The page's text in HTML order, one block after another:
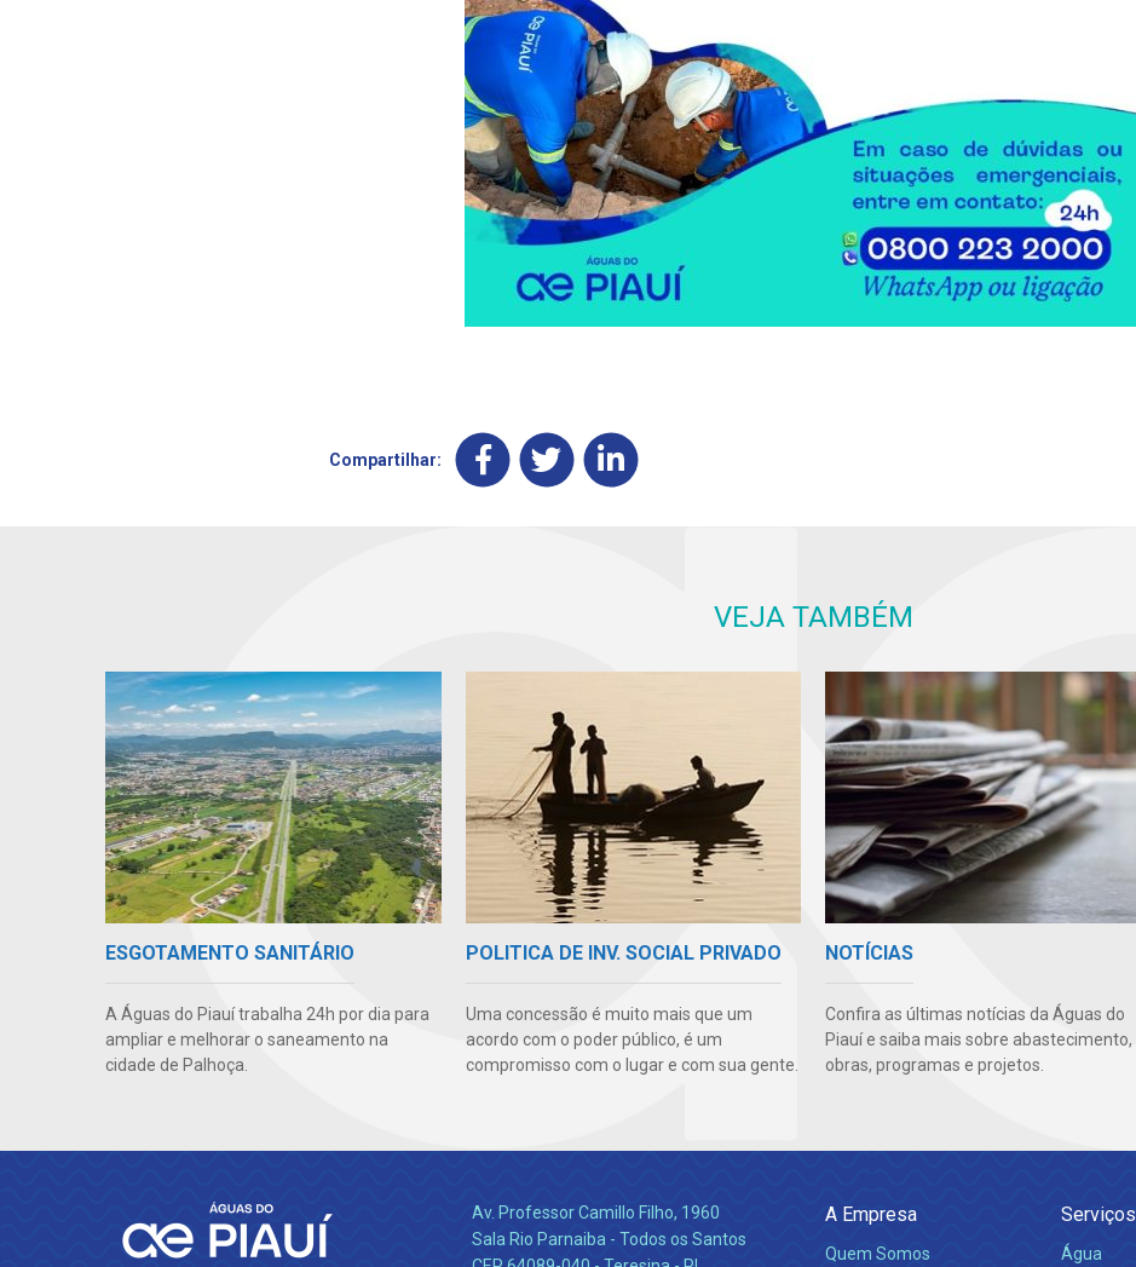
Compartilhar:
VEJA TAMBÉM
ESGOTAMENTO SANITÁRIO
A Águas do Piauí trabalha 24h por dia para
ampliar e melhorar o saneamento na
cidade de Palhoça.
POLITICA DE INV. SOCIAL PRIVADO
Uma concessão é muito mais que um
acordo com o poder público, é um
compromisso com o lugar e com sua gente.
NOTÍCIAS
Confira as últimas notícias da Águas do
Piauí e saiba mais sobre abastecimento,
obras, programas e projetos.
Av. Professor Camillo Filho, 1960
Sala Rio Parnaiba - Todos os Santos
A Empresa
Quem Somos
Serviços
Água